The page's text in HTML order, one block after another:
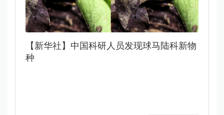
【新华社】中国科研人员发现球马陆科新物
种